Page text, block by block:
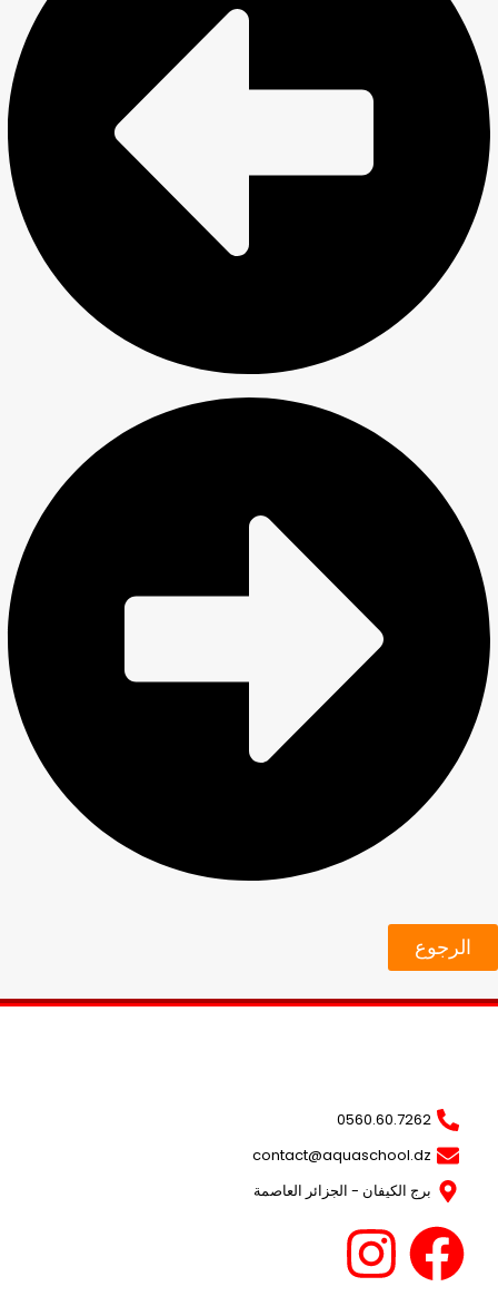
الرجوع
0560.60.7262
contact@aquaschool.dz
برج الكيفان - الجزائر العاصمة